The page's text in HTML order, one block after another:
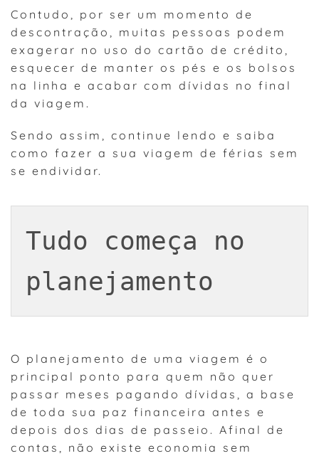
Contudo, por ser um momento de
descontração, muitas pessoas podem
exagerar no uso do cartão de crédito,
esquecer de manter os pés e os bolsos
na linha e acabar com dívidas no final
da viagem.
Sendo assim, continue lendo e saiba
como fazer a sua viagem de férias sem
se endividar.
Tudo começa no
planejamento
O planejamento de uma viagem é o
principal ponto para quem não quer
passar meses pagando dívidas, a base
de toda sua paz financeira antes e
depois dos dias de passeio. Afinal de
contas, não existe economia sem